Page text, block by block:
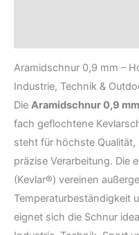
Aramidschnur 0,9 mm –
Industrie, Technik &
Die Aramidschnur 0,9 mm
fach geflochtene
steht für höchste
präzise Verarbeitung. Die
(Kevlar®) vereinen
Temperaturbeständigkeit
eignet sich die Schnur